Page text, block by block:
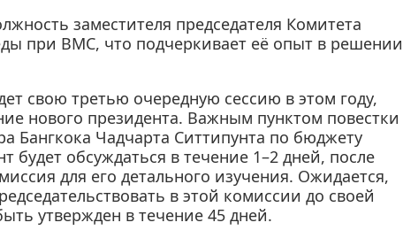
заместителя председателя Комитета
при BMC, что подчеркивает её опыт в решении
свою третью очередную сессию в этом году,
нового президента. Важным пунктом повестки
Бангкока Чадчарта Ситтипунта по бюджету
будет обсуждаться в течение 1–2 дней, после
для его детального изучения. Ожидается,
в этой комиссии до своей
утвержден в течение 45 дней.